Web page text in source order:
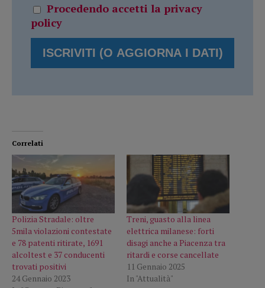
Procedendo accetti la privacy
policy
Correlati
Polizia Stradale: oltre
5mila violazioni contestate
e 78 patenti ritirate, 1691
alcoltest e 37 conducenti
trovati positivi
24 Gennaio 2023
Treni, guasto alla linea
elettrica milanese: forti
disagi anche a Piacenza tra
ritardi e corse cancellate
11 Gennaio 2025
In "Attualità"